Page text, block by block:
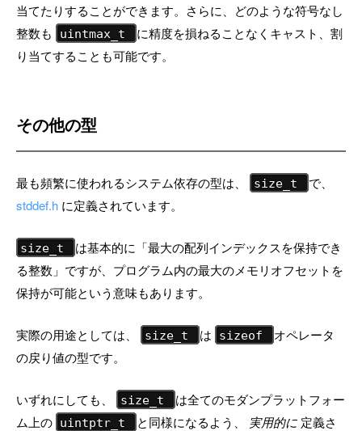
当てたりすることができます。さらに、どのような符号なし
整数も
uintmax_t
に精度を損ねることなくキャスト、割
り当てすることも可能です。
その他の型
最も頻繁に使われるシステム依存の型は、 size_t
で、
stddef.h に定義されています。
size_t
は基本的に「最大の配列インデックスを保持でき
る整数」ですが、プログラム内の最大のメモリオフセットを
保持が可能という意味もあります。
実際の用途としては、 size_t は sizeof
オペレータ
の戻り値の型です。
いずれにしても、 size_t
は全てのモダンプラットフォー
ム上の uintptr_t と同様になるよう、 実用的に定義さ